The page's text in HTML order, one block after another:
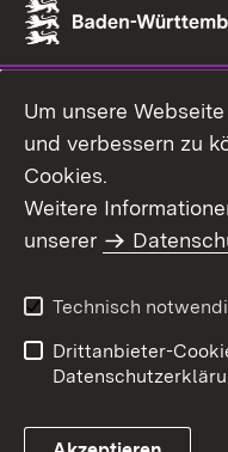
Um unsere
und verbessern zu
Cookies.
Weitere
unserer
Technisch
Drittanbieter-